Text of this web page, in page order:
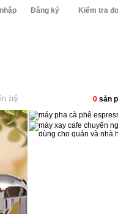
Đăng ký Kiểm tra
hệ 0 sản